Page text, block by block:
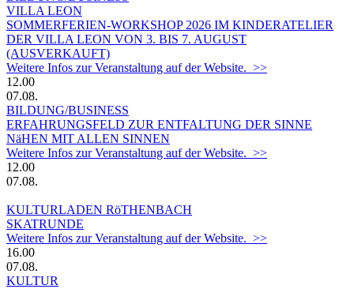
VILLA LEON
SOMMERFERIEN-WORKSHOP 2026 IM KINDERATELIER
DER VILLA LEON VON 3. BIS 7. AUGUST
(AUSVERKAUFT)
Weitere Infos zur Veranstaltung auf der Website. >>
12.00
07.08.
BILDUNG/BUSINESS
ERFAHRUNGSFELD ZUR ENTFALTUNG DER SINNE
NäHEN MIT ALLEN SINNEN
Weitere Infos zur Veranstaltung auf der Website. >>
12.00
07.08.
KULTURLADEN RöTHENBACH
SKATRUNDE
Weitere Infos zur Veranstaltung auf der Website. >>
16.00
07.08.
KULTUR